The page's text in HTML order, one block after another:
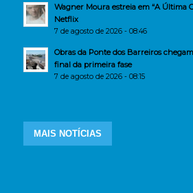
Wagner Moura estreia em “A Última
Netflix
7 de agosto de 2026 - 08:46
Obras da Ponte dos Barreiros
final da primeira fase
7 de agosto de 2026 - 08:15
MAIS NOTÍCIAS